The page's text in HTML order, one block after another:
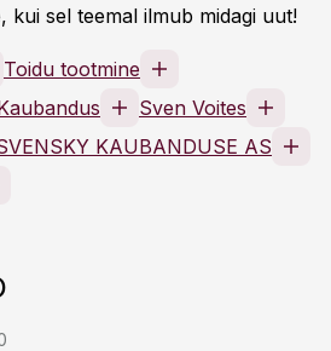
kui sel teemal ilmub midagi uut!
Toidu tootmine
Sven Voites
KAUBANDUSE AS